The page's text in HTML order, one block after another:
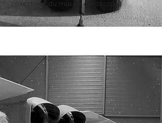
collections du musée aeroscopia